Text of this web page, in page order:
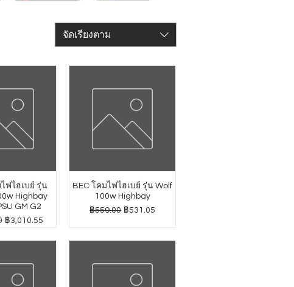
จัดเรียงตาม
ไฟไฮเบย์ รุ่น
Highbay
GM G2
ราคาขายลด
฿3,010.55
BEC โคมไฟไฮเบย์ รุ่น Wolf
100w Highbay
ราคาปกติ
฿559.00 ราคาขายลด
฿531.05